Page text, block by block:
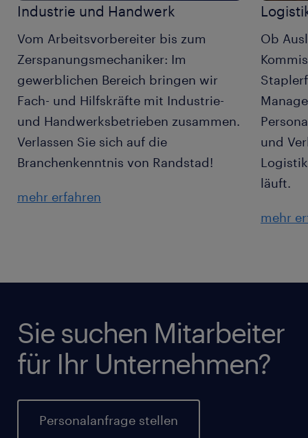
Industrie und Handwerk
Vom Arbeitsvorbereiter bis zum
Zerspanungsmechaniker: Im
gewerblichen Bereich bringen wir
Fach- und Hilfskräfte mit Industrie-
und Handwerksbetrieben zusammen.
Verlassen Sie sich auf die
Branchenkenntnis von Randstad!
mehr erfahren
Ob
und
läuft.
mehr
Sie suchen Mitarbeiter
für Ihr Unternehmen?
Personalanfrage stellen